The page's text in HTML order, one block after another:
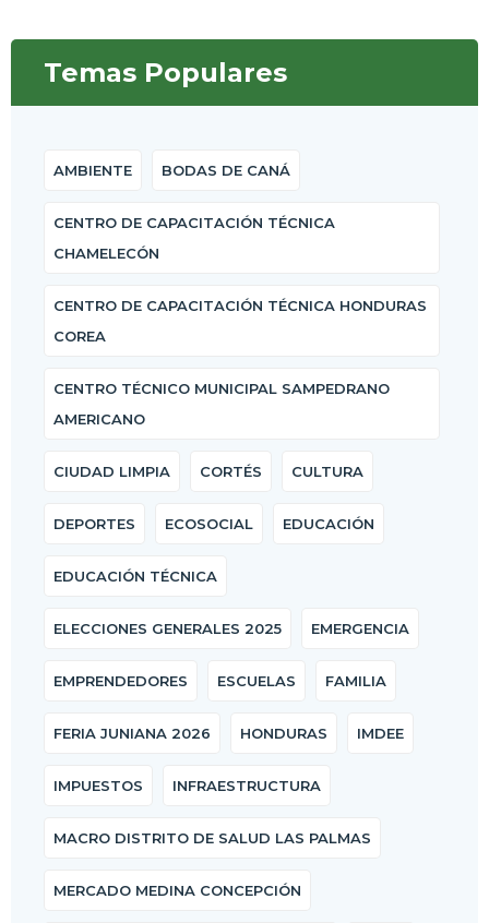
Temas Populares
AMBIENTE BODAS DE CANÁ
CENTRO DE CAPACITACIÓN TÉCNICA
CHAMELECÓN
CENTRO DE CAPACITACIÓN TÉCNICA HONDURAS
COREA
CENTRO TÉCNICO MUNICIPAL SAMPEDRANO
AMERICANO
CIUDAD LIMPIA CORTÉS CULTURA
DEPORTES ECOSOCIAL EDUCACIÓN
EDUCACIÓN TÉCNICA
ELECCIONES GENERALES 2025 EMERGENCIA
EMPRENDEDORES ESCUELAS FAMILIA
FERIA JUNIANA 2026 HONDURAS IMDEE
IMPUESTOS INFRAESTRUCTURA
MACRO DISTRITO DE SALUD LAS PALMAS
MERCADO MEDINA CONCEPCIÓN